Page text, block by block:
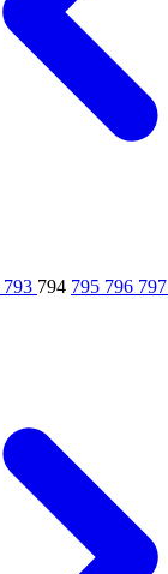
793 794 795 796 797